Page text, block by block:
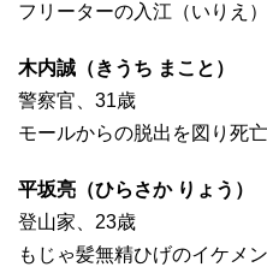
フリーターの入江（いりえ
木内誠（きうち まこと）
警察官、31歳
モールからの脱出を図り死亡
平坂亮（ひらさか りょう）
登山家、23歳
もじゃ髪無精ひげのイケメン